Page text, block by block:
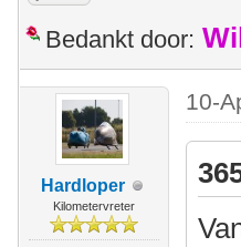
Bedankt door:
Hardloper
Kilometervreter
10-